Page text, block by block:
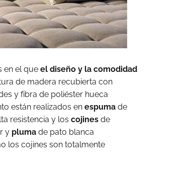
en el que el diseño y la comodidad
de madera recubierta con
y fibra de poliéster hueca
están realizados en espuma de
resistencia y los cojines de
y pluma de pato blanca
los cojines son totalmente